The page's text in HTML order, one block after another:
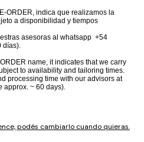
ORDER, indica que realizamos la
a disponibilidad y tiempos
asesoras al whatsapp +54
días).
name, it indicates that we carry
to availability and tailoring times.
processing time with our advisors at
approx. ~ 60 days).
podés cambiarlo cuando quieras.